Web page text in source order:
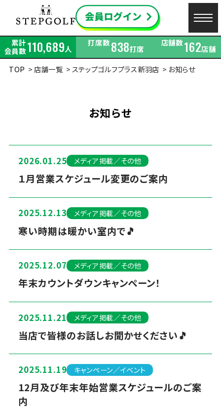
累計
会員数110,689人
打席数838打席
店舗数162店舗
TOP
店舗一覧 ステップゴルフプラス新羽店 お知らせ
お知らせ
2026.01.25 メディア掲載／その他
１月営業スケジュール変更のご案内
2025.12.13 メディア掲載／その他
寒い時期は暖かい室内で🎵
2025.12.07 メディア掲載／その他
年末カウントダウンキャンペーン！
2025.11.21 メディア掲載／その他
当店で皆様のお話しお聞かせください🎵
2025.11.19 キャンペーン／イベント
12月及び年末年始営業スケジュールのご案
内